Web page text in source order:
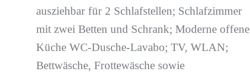
ausziehbar für 2 Schlafstellen; Schlafzimmer
mit zwei Betten und Schrank; Moderne offene
Küche WC-Dusche-Lavabo; TV, WLAN;
Bettwäsche, Frottewäsche sowie